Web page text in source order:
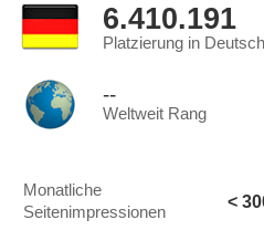
6.410.191
Platzierung in
--
Weltweit Rang
Monatliche
Seitenimpressionen
<